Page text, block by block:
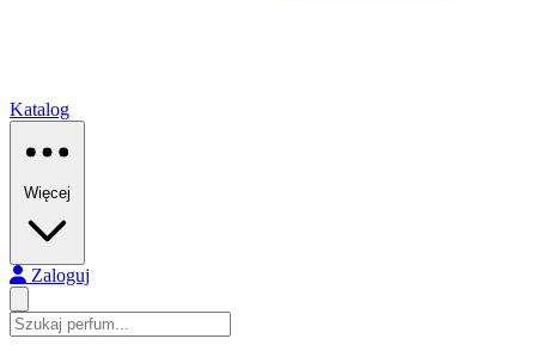
Katalog
Więcej
Zaloguj